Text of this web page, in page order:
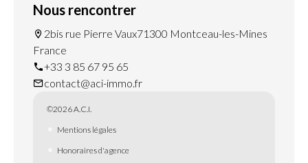
Nous rencontrer
2bis rue Pierre Vaux71300 Montceau-les-Mines
France
+33 3 85 67 95 65
contact@aci-immo.fr
©2026 A.C.I.
Mentions légales
Honoraires d'agence